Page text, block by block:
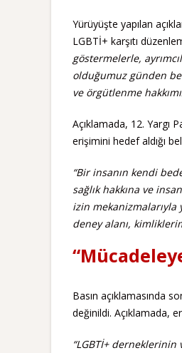
Yürüyüşte yapılan
LGBTİ+ karşıtı
göstermelerle,
olduğumuz günden
ve örgütlenme
Açıklamada, 12. Yargı
erişimini hedef aldığı
“Bir insanın kendi
sağlık hakkına ve
izin
deney alanı,
Basın açıklamasında
değinildi. Açıklamada,
“LGBTİ+